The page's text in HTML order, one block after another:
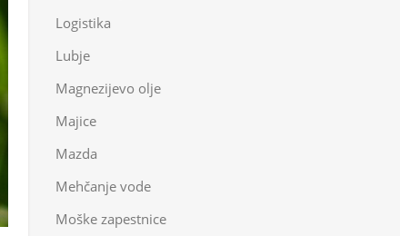
Logistika
Lubje
Magnezijevo olje
Majice
Mazda
Mehčanje vode
Moške zapestnice